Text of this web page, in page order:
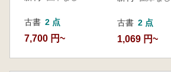
古書 2 点
7,700 円~
古書 2 点
1,069 円~